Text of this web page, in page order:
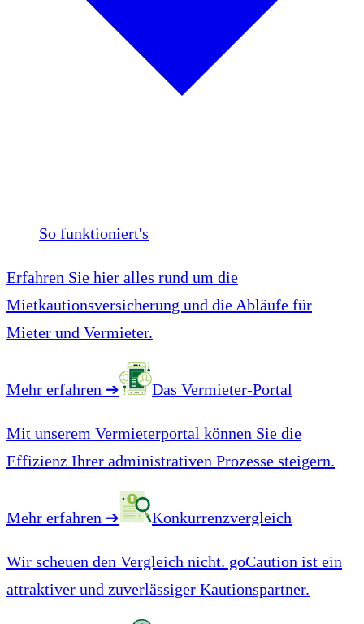
So funktioniert's
Erfahren Sie hier alles rund um die
Mietkautionsversicherung und die Abläufe für
Mieter und Vermieter.
Mehr erfahren ➔ Das Vermieter-Portal
Mit unserem Vermieterportal können Sie die
Effizienz Ihrer administrativen Prozesse steigern.
Mehr erfahren ➔ Konkurrenzvergleich
Wir scheuen den Vergleich nicht. goCaution ist ein
attraktiver und zuverlässiger Kautionspartner.